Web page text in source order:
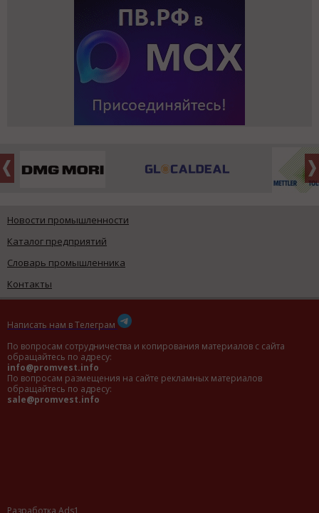
Новости промышленности
Каталог предприятий
Словарь промышленника
Контакты
Написать нам в Телеграм
По вопросам сотрудничества и копирования материалов с сайта
обращайтесь по адресу:
info@promvest.info
По вопросам размещения на сайте рекламных материалов
обращайтесь по адресу:
sale@promvest.info
Разработка Ads1